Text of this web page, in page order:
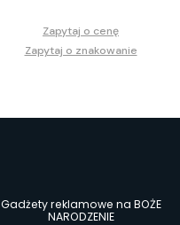
Zapytaj o cenę
Zapytaj o znakowanie
Gadżety reklamowe na BOŻE
NARODZENIE